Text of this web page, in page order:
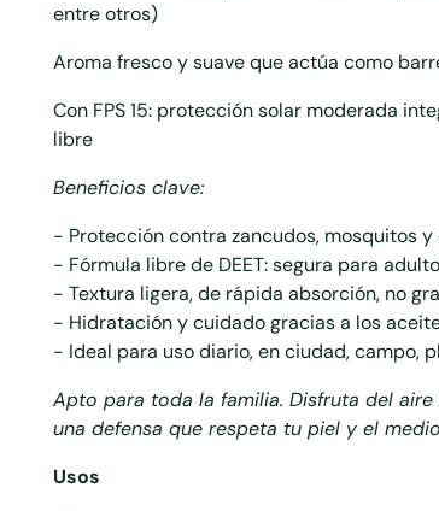
entre otros)
Aroma fresco y suave que actúa como
Con FPS 15: protección solar moderada
libre
Beneficios clave:
- Protección contra zancudos, mosquitos
- Fórmula libre de DEET: segura para
- Textura ligera, de rápida absorción, no
- Hidratación y cuidado gracias a los
- Ideal para uso diario, en ciudad, campo,
Apto para toda la familia. Disfruta del
una defensa que respeta tu piel y el
Usos